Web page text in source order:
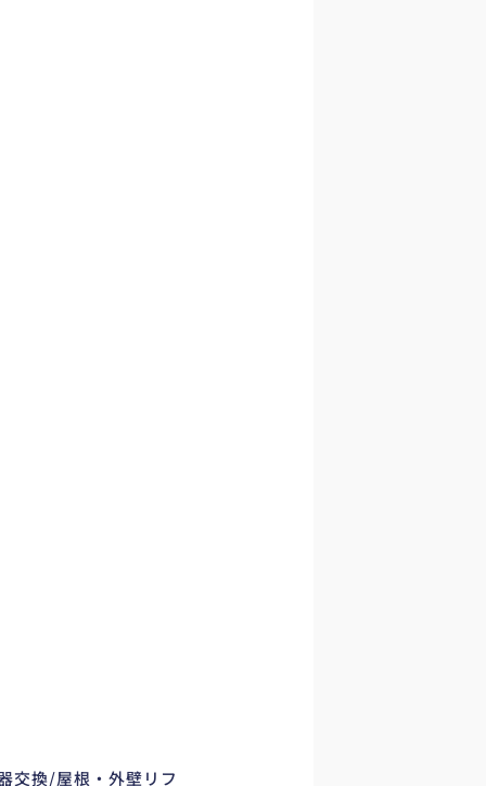
交換/屋根・外壁リフ